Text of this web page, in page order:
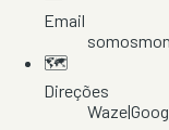
Email
🗺️
Direções
Waze|